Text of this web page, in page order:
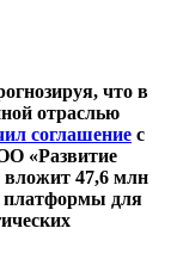
что в
отраслью
соглашение с
«Развитие
47,6 млн
платформы для